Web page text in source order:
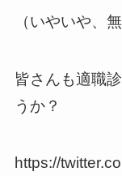
（いやいや、
皆さんも適職
うか？
https://